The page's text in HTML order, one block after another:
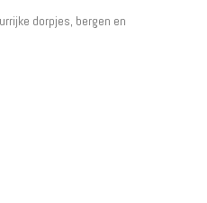
dorpjes, bergen en